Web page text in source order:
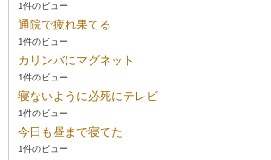
1件のビュー
通院で疲れ果てる
1件のビュー
カリンバにマグネット
1件のビュー
寝ないように必死にテレビ
1件のビュー
今日も昼まで寝てた
1件のビュー